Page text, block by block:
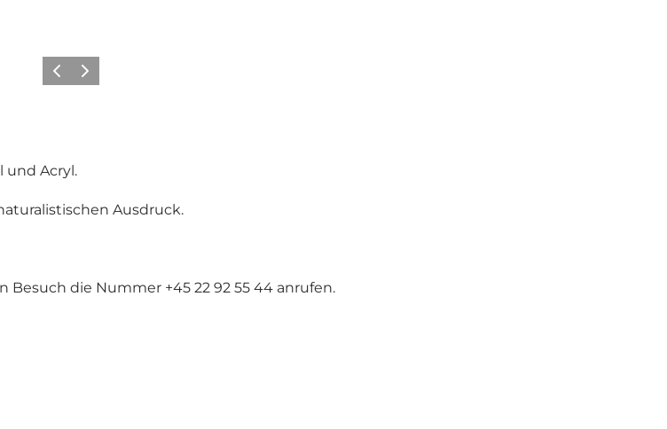
ZurückWeiter
und Acryl.
Ausdruck.
die Nummer +45 22 92 55 44 anrufen.